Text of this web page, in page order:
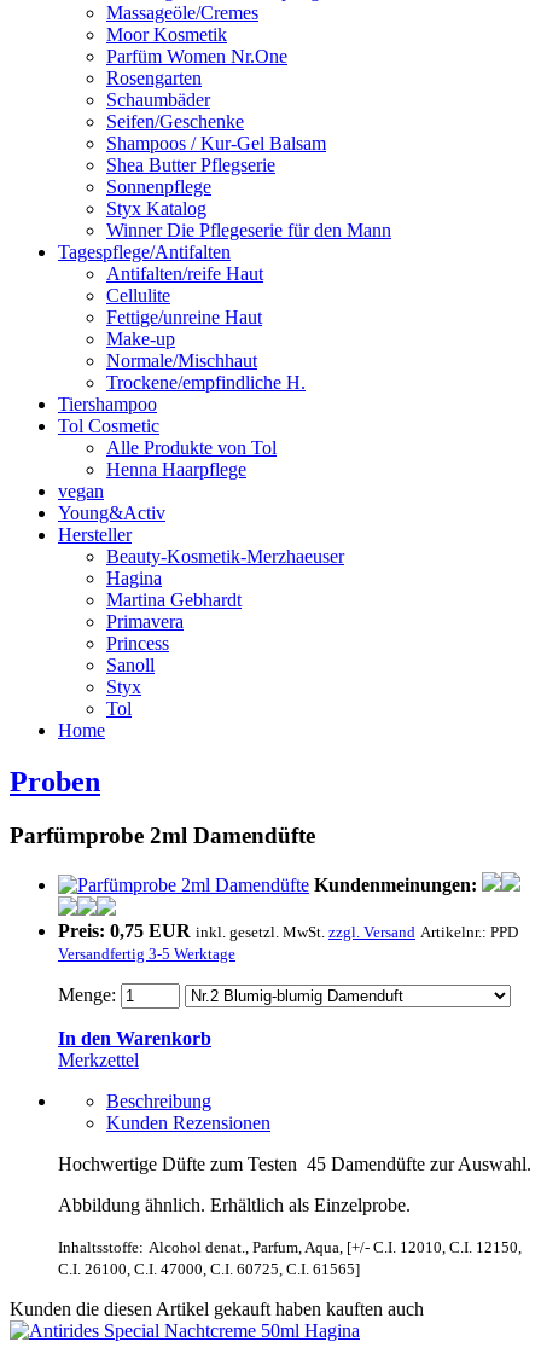
Massageöle/Cremes
Moor Kosmetik
Parfüm Women Nr.One
Rosengarten
Schaumbäder
Seifen/Geschenke
Shampoos / Kur-Gel Balsam
Shea Butter Pflegserie
Sonnenpflege
Styx Katalog
Winner Die Pflegeserie für den Mann
Tagespflege/Antifalten
Antifalten/reife Haut
Cellulite
Fettige/unreine Haut
Make-up
Normale/Mischhaut
Trockene/empfindliche H.
Tiershampoo
Tol Cosmetic
Alle Produkte von Tol
Henna Haarpflege
vegan
Young&Activ
Hersteller
Beauty-Kosmetik-Merzhaeuser
Hagina
Martina Gebhardt
Primavera
Princess
Sanoll
Styx
Tol
Home
Proben
Parfümprobe 2ml Damendüfte
Kundenmeinungen:
Preis: 0,75 EUR inkl. gesetzl. MwSt. zzgl. Versand Artikelnr.: PPD
Versandfertig 3-5 Werktage
Menge:
In den Warenkorb
Merkzettel
Beschreibung
Kunden Rezensionen
Hochwertige Düfte zum Testen 45 Damendüfte zur Auswahl.
Abbildung ähnlich. Erhältlich als Einzelprobe.
Inhaltsstoffe: Alcohol denat., Parfum, Aqua, [+/- C.I. 12010, C.I. 12150,
C.I. 26100, C.I. 47000, C.I. 60725, C.I. 61565]
Kunden die diesen Artikel gekauft haben kauften auch